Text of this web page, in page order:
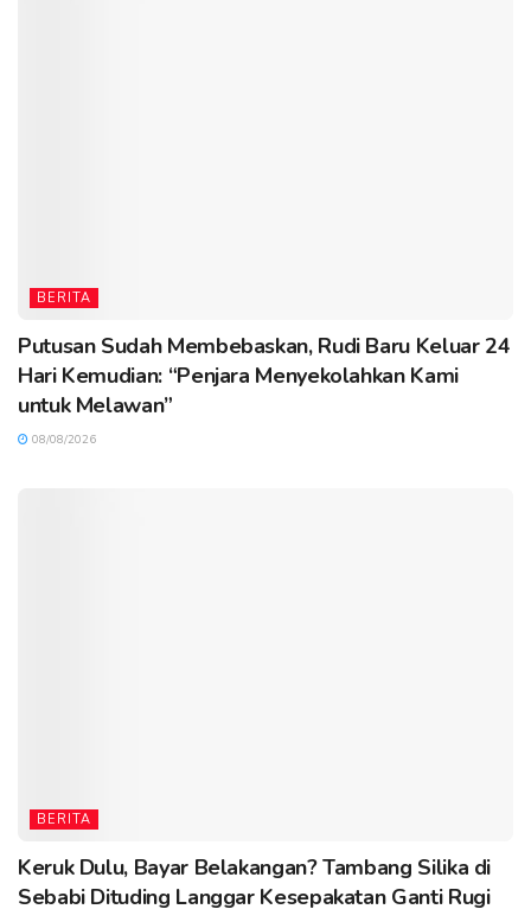
BERITA
Putusan Sudah Membebaskan, Rudi Baru Keluar 24
Hari Kemudian: “Penjara Menyekolahkan Kami
untuk Melawan”
08/08/2026
BERITA
Keruk Dulu, Bayar Belakangan? Tambang Silika di
Sebabi Dituding Langgar Kesepakatan Ganti Rugi